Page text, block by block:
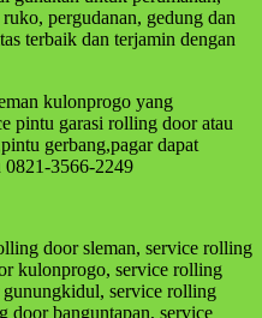
pergudanan, gedung dan
terbaik dan terjamin dengan
kulonprogo yang
pintu garasi rolling door atau
gerbang,pagar dapat
0821-3566-2249
door sleman, service rolling
kulonprogo, service rolling
service rolling
door banguntapan, service